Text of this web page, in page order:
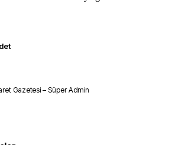
Gazetesi – Süper Admin